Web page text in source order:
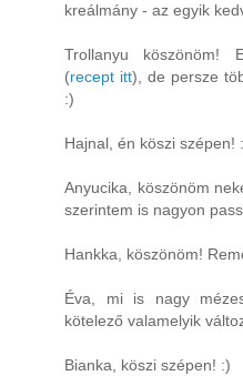
kreálmány - az egyik
Trollanyu köszönöm!
(recept itt), de persze
:)
Hajnal, én köszi szépen!
Anyucika, köszönöm
szerintem is nagyon
Hankka, köszönöm!
Éva, mi is nagy
kötelező valamelyik
Bianka, köszi szépen! :)